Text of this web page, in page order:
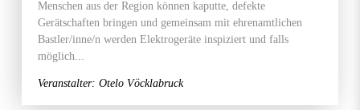
Menschen aus der Region können kaputte, defekte
Gerätschaften bringen und gemeinsam mit ehrenamtlichen
Bastler/inne/n werden Elektrogeräte inspiziert und falls
möglich...
Veranstalter: Otelo Vöcklabruck